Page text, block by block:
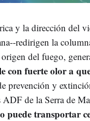
y la dirección del
redirigen la
del fuego,
con fuerte olor a
prevención y
ADF de la Serra de
puede transportar